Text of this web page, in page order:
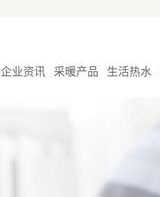
企业资讯 采暖产品 生活热水